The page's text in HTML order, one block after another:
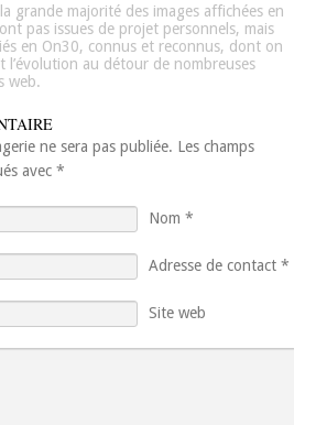
grande majorité des images affichées en
pas issues de projet personnels, mais
en On30, connus et reconnus, dont on
l’évolution au détour de nombreuses
web.
ne sera pas publiée. Les champs
avec *
Nom *
Adresse de contact *
Site web